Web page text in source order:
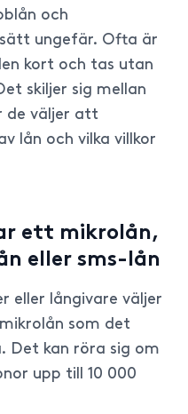
och
ungefär. Ofta är
kort och tas utan
skiljer sig mellan
de väljer att
lån och vilka villkor
ett mikrolån,
eller sms-lån
eller långivare väljer
som det
Det kan röra sig om
upp till 10 000